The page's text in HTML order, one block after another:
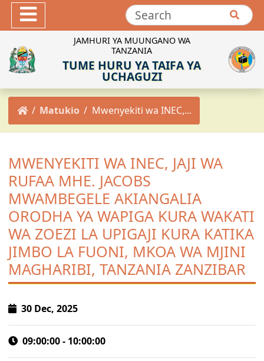
JAMHURI YA MUUNGANO WA
TANZANIA
TUME HURU YA TAIFA YA
UCHAGUZI
Hotuba
Maktaba ya Picha
Maktaba ya Video
INEC-TZ Online TV
MACHAPISHO
Sheria za Uchaguzi
Miongozo ya Uchaguzi
Maelekezo ya Uchaguzi
Taarifa za Uchaguzi
Matokeo ya Uchaguzi
Mpango Mkakati wa INEC 2021/2022-2025/2026
Jarida la Uchaguzi
Waangalizi wa Uchaguzi wa Uchaguzi wa Rais, Wabunge
Mwongozo wa Elimu ya Mpiga Kura wa Uchaguzi Mkuu
Orodha ya Taasisi na Asasi za Kiraia zilizopata kibali cha
Matukio Mwenyekiti wa INEC,...
MWENYEKITI WA INEC, JAJI WA
RUFAA MHE. JACOBS
MWAMBEGELE AKIANGALIA
ORODHA YA WAPIGA KURA WAKATI
WA ZOEZI LA UPIGAJI KURA KATIKA
JIMBO LA FUONI, MKOA WA MJINI
MAGHARIBI, TANZANIA ZANZIBAR
30 Dec, 2025
09:00:00 - 10:00:00